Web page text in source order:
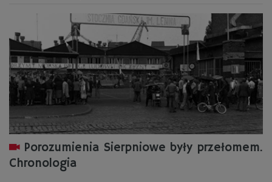
Porozumienia Sierpniowe były przełomem.
Chronologia